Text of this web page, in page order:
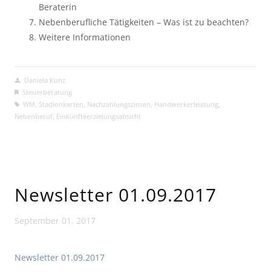
Beraterin
Nebenberufliche Tätigkeiten – Was ist zu beachten?
Weitere Informationen
Daniela Kunz
Steuerberatung
WM Stadionkarten Nachzahlungszinsen Handwerkerleistung
Nebenberuf Einkünfteerzielungsabsicht
Newsletter 01.09.2017
September 01, 2017
Newsletter 01.09.2017